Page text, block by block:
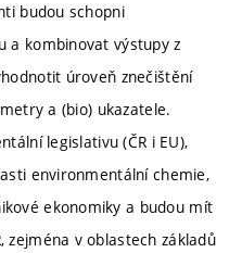
budou schopni
a kombinovat výstupy z
úroveň znečištění
a (bio) ukazatele.
legislativu (ČR i EU),
environmentální chemie,
ekonomiky a budou mít
zejména v oblastech základů